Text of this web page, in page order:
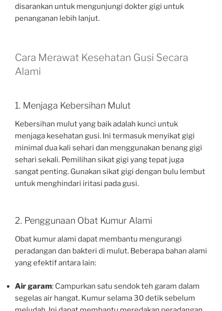
disarankan untuk mengunjungi dokter gigi untuk
penanganan lebih lanjut.
Cara Merawat Kesehatan Gusi Secara
Alami
1. Menjaga Kebersihan Mulut
Kebersihan mulut yang baik adalah kunci untuk
menjaga kesehatan gusi. Ini termasuk menyikat gigi
minimal dua kali sehari dan menggunakan benang gigi
sehari sekali. Pemilihan sikat gigi yang tepat juga
sangat penting. Gunakan sikat gigi dengan bulu lembut
untuk menghindari iritasi pada gusi.
2. Penggunaan Obat Kumur Alami
Obat kumur alami dapat membantu mengurangi
peradangan dan bakteri di mulut. Beberapa bahan alami
yang efektif antara lain:
Air garam: Campurkan satu sendok teh garam dalam
segelas air hangat. Kumur selama 30 detik sebelum